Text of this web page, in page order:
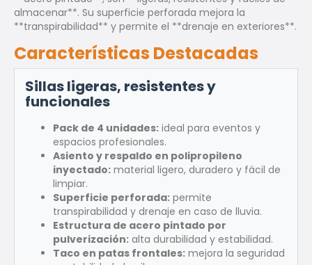
almacenar**. Su superficie perforada mejora la
**transpirabilidad** y permite el **drenaje en exteriores**.
Características Destacadas
Sillas ligeras, resistentes y
funcionales
Pack de 4 unidades: ideal para eventos y
espacios profesionales.
Asiento y respaldo en polipropileno
inyectado: material ligero, duradero y fácil de
limpiar.
Superficie perforada: permite
transpirabilidad y drenaje en caso de lluvia.
Estructura de acero pintado por
pulverización: alta durabilidad y estabilidad.
Taco en patas frontales: mejora la seguridad